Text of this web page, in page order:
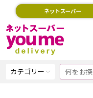
ネットスーパー
カテゴリー